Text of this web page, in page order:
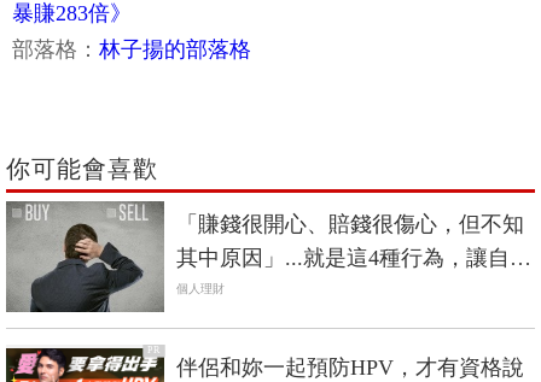
暴賺283倍》
部落格： 林子揚的部落格
你可能會喜歡
「賺錢很開心、賠錢很傷心，但不知
其中原因」...就是這4種行為，讓自己
投資受委屈
個人理財
PR
伴侶和妳一起預防HPV，才有資格說